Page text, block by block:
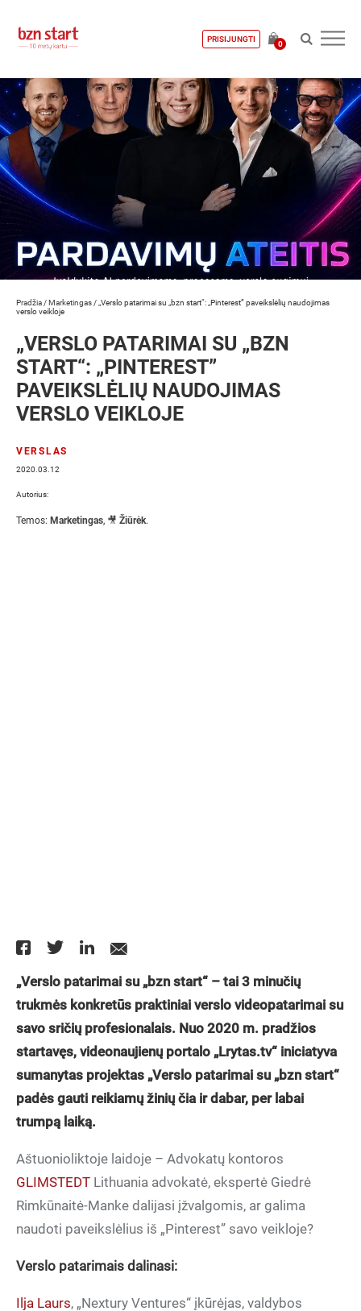
PRISIJUNGTI
0
Pradžia /Marketingas / „Verslo patarimai su „bzn start“: „Pinterest” paveikslėlių naudojimas
verslo veikloje
„VERSLO PATARIMAI SU „BZN
START“: „PINTEREST”
PAVEIKSLĖLIŲ NAUDOJIMAS
VERSLO VEIKLOJE
VERSLAS
2020.03.12
Autorius:
Temos: Marketingas, 🎥 Žiūrėk.
„Verslo patarimai su „bzn start“ – tai 3 minučių
trukmės konkretūs praktiniai verslo videopatarimai su
savo sričių profesionalais. Nuo 2020 m. pradžios
startavęs, videonaujienų portalo „Lrytas.tv“ iniciatyva
sumanytas projektas „Verslo patarimai su „bzn start“
padės gauti reikiamų žinių čia ir dabar, per labai
trumpą laiką.
Aštuonioliktoje laidoje – Advokatų kontoros
GLIMSTEDT Lithuania advokatė, ekspertė Giedrė
Rimkūnaitė-Manke dalijasi įžvalgomis, ar galima
naudoti paveikslėlius iš „Pinterest” savo veikloje?
Verslo patarimais dalinasi:
Ilja Laurs, „Nextury Ventures“ įkūrėjas, valdybos